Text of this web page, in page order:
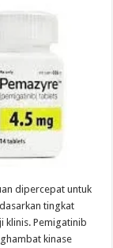
dipercepat untuk
tingkat
klinis. Pemigatinib
kinase